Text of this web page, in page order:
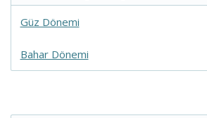
Güz Dönemi
Bahar Dönemi